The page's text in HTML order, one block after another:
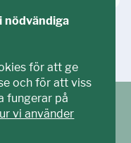
nödvändiga
för att ge
och för att viss
fungerar på
vi använder